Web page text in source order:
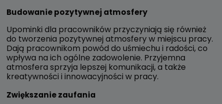
Budowanie pozytywnej atmosfery
Upominki dla pracowników przyczyniają się również
do tworzenia pozytywnej atmosfery w miejscu pracy.
Dają pracownikom powód do uśmiechu i radości, co
wpływa na ich ogólne zadowolenie. Przyjemna
atmosfera sprzyja lepszej komunikacji, a także
kreatywności i innowacyjności w pracy.
Zwiększanie zaufania